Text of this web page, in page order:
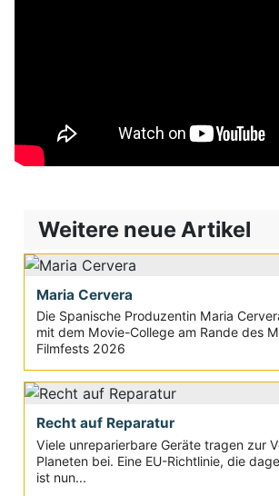
Weitere neue Artikel
Maria Cervera
Die Spanische Produzentin Maria
mit dem Movie-College am Rande des
Filmfests 2026
Recht auf Reparatur
Viele unreparierbare Geräte tragen zur
Planeten bei. Eine EU-Richtlinie, die
ist nun...